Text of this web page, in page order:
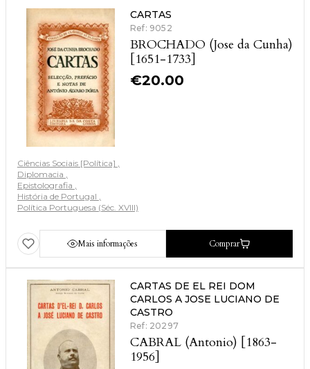
CARTAS
Ref: 9052
BROCHADO (Jose da Cunha)
[1651-1733]
€20.00
Ciências Sociais [Política]
Diplomacia
Epistolografia
História de Portugal
Política Portuguesa (Séc. XVIII)
Mais informações Comprar
CARTAS DE EL REI DOM
CARLOS A JOSE LUCIANO DE
CASTRO
Ref: 20297
CABRAL (Antonio) [1863-
1956]